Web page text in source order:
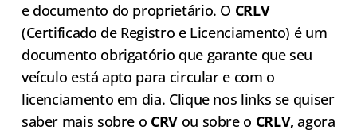
e documento do proprietário. O CRLV
(Certificado de Registro e Licenciamento) é um
documento obrigatório que garante que seu
veículo está apto para circular e com o
licenciamento em dia. Clique nos links se quiser
saber mais sobre o CRVou sobre o CRLV, agora